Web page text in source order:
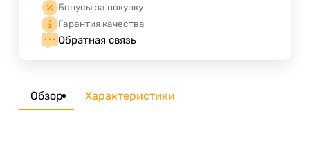
Бонусы за покупку
Гарантия качества
Обратная связь
Обзор Характеристики